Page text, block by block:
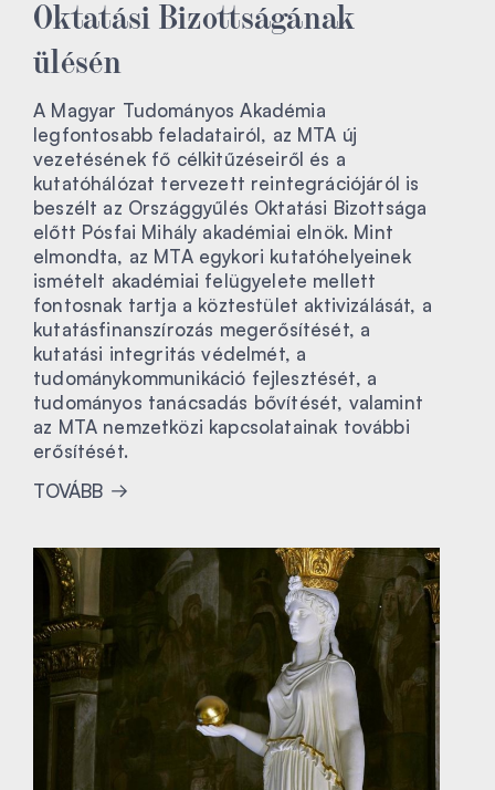
Oktatási Bizottságának
ülésén
A Magyar Tudományos Akadémia
legfontosabb feladatairól, az MTA új
vezetésének fő célkitűzéseiről és a
kutatóhálózat tervezett reintegrációjáról is
beszélt az Országgyűlés Oktatási Bizottsága
előtt Pósfai Mihály akadémiai elnök. Mint
elmondta, az MTA egykori kutatóhelyeinek
ismételt akadémiai felügyelete mellett
fontosnak tartja a köztestület aktivizálását, a
kutatásfinanszírozás megerősítését, a
kutatási integritás védelmét, a
tudománykommunikáció fejlesztését, a
tudományos tanácsadás bővítését, valamint
az MTA nemzetközi kapcsolatainak további
erősítését.
TOVÁBB